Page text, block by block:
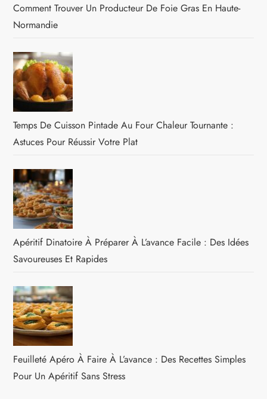
Comment Trouver Un Producteur De Foie Gras En Haute-
Normandie
Temps De Cuisson Pintade Au Four Chaleur Tournante :
Astuces Pour Réussir Votre Plat
Apéritif Dinatoire À Préparer À L’avance Facile : Des Idées
Savoureuses Et Rapides
Feuilleté Apéro À Faire À L’avance : Des Recettes Simples
Pour Un Apéritif Sans Stress